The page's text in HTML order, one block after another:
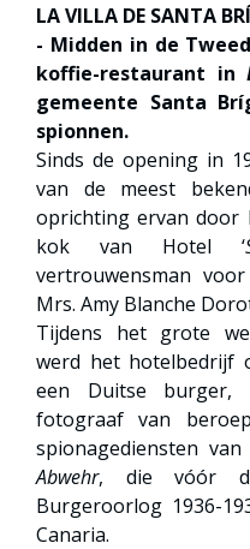
LA VILLA DE SANTA
- Midden in de
koffie-restaurant in
gemeente Santa
spionnen.
Sinds de opening in
van de meest
oprichting ervan door
kok van Hotel ‘
vertrouwensman
Mrs. Amy Blanche
Tijdens het grote
werd het hotelbedrijf
een Duitse burger,
fotograaf van
spionagediensten
Abwehr, die vóór
Burgeroorlog 1936-
Canaria.